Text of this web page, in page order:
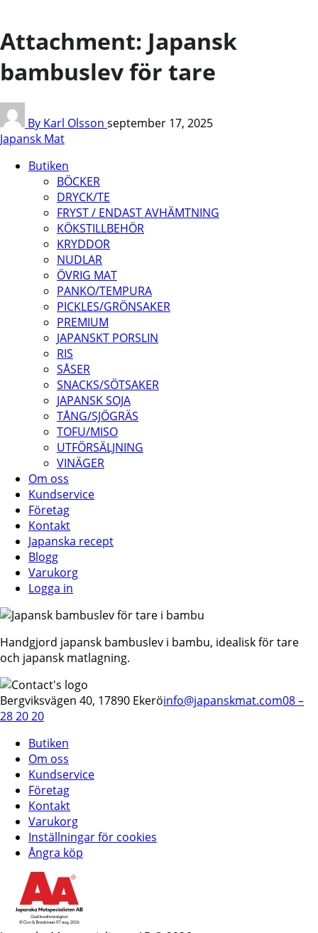
Attachment: Japansk
bambuslev för tare
By Karl Olsson september 17, 2025
Japansk Mat
Butiken
BÖCKER
DRYCK/TE
FRYST / ENDAST AVHÄMTNING
KÖKSTILLBEHÖR
KRYDDOR
NUDLAR
ÖVRIG MAT
PANKO/TEMPURA
PICKLES/GRÖNSAKER
PREMIUM
JAPANSKT PORSLIN
RIS
SÅSER
SNACKS/SÖTSAKER
JAPANSK SOJA
TÅNG/SJÖGRÄS
TOFU/MISO
UTFÖRSÄLJNING
VINÄGER
Om oss
Kundservice
Företag
Kontakt
Japanska recept
Blogg
Varukorg
Logga in
Handgjord japansk bambuslev i bambu, idealisk för tare
och japansk matlagning.
Bergviksvägen 40, 17890 Ekeröinfo@japanskmat.com08 –
28 20 20
Butiken
Om oss
Kundservice
Företag
Kontakt
Varukorg
Inställningar för cookies
Ångra köp